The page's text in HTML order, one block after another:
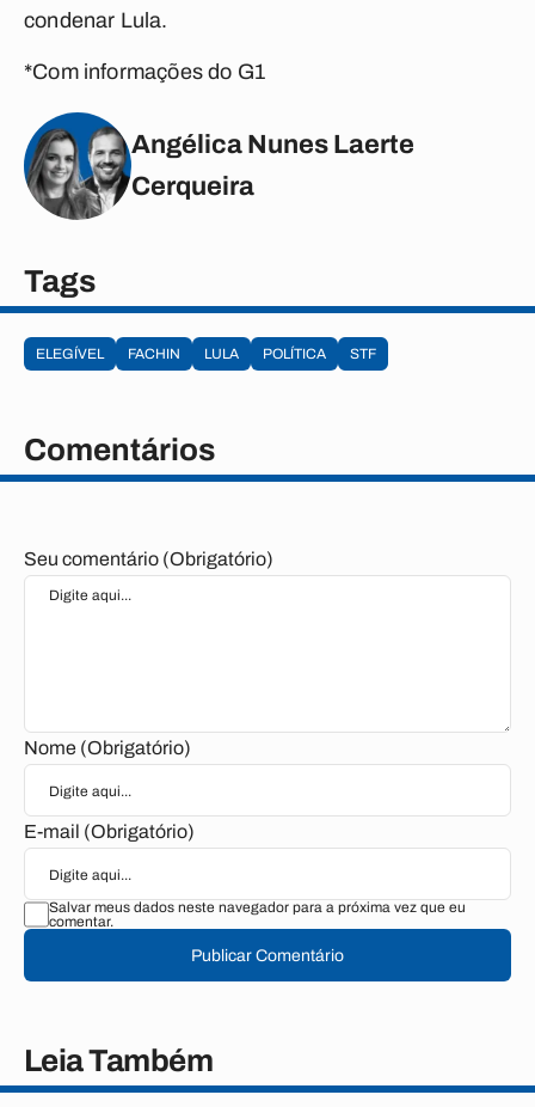
condenar Lula.
*Com informações do G1
Angélica Nunes Laerte
Cerqueira
Tags
ELEGÍVEL FACHIN LULA POLÍTICA STF
Comentários
Seu comentário (Obrigatório)
Nome (Obrigatório)
E-mail (Obrigatório)
Salvar meus dados neste navegador para a próxima vez que eu
comentar.
Publicar Comentário
Leia Também